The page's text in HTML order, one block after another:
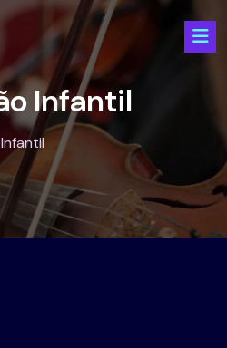
Infantil